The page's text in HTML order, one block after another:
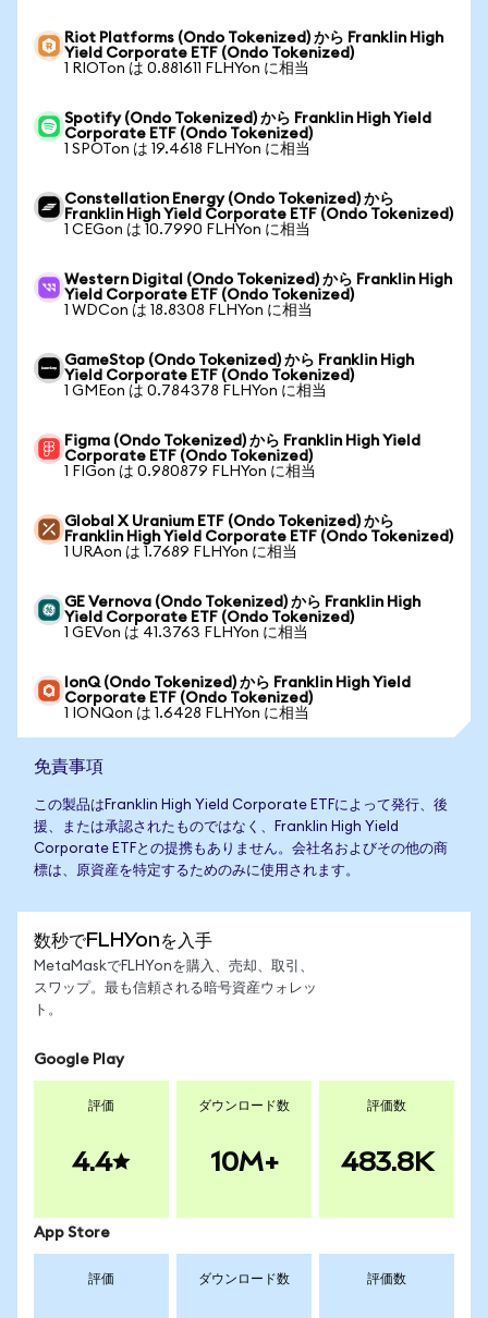
Riot Platforms (Ondo Tokenized) から Franklin High
Yield Corporate ETF (Ondo Tokenized)
1 RIOTon は 0.881611 FLHYon に相当
Spotify (Ondo Tokenized) から Franklin High Yield
Corporate ETF (Ondo Tokenized)
1 SPOTon は 19.4618 FLHYon に相当
Constellation Energy (Ondo Tokenized) から
Franklin High Yield Corporate ETF (Ondo Tokenized)
1 CEGon は 10.7990 FLHYon に相当
Western Digital (Ondo Tokenized) から Franklin High
Yield Corporate ETF (Ondo Tokenized)
1 WDCon は 18.8308 FLHYon に相当
GameStop (Ondo Tokenized) から Franklin High
Yield Corporate ETF (Ondo Tokenized)
1 GMEon は 0.784378 FLHYon に相当
Figma (Ondo Tokenized) から Franklin High Yield
Corporate ETF (Ondo Tokenized)
1 FIGon は 0.980879 FLHYon に相当
Global X Uranium ETF (Ondo Tokenized) から
Franklin High Yield Corporate ETF (Ondo Tokenized)
1 URAon は 1.7689 FLHYon に相当
GE Vernova (Ondo Tokenized) から Franklin High
Yield Corporate ETF (Ondo Tokenized)
1 GEVon は 41.3763 FLHYon に相当
IonQ (Ondo Tokenized) から Franklin High Yield
Corporate ETF (Ondo Tokenized)
1 IONQon は 1.6428 FLHYon に相当
免責事項
この製品はFranklin High Yield Corporate ETFによって発行、後
援、または承認されたものではなく、Franklin High Yield
Corporate ETFとの提携もありません。会社名およびその他の商
標は、原資産を特定するためのみに使用されます。
数秒でFLHYonを入手
MetaMaskでFLHYonを購入、売却、取引、
スワップ。最も信頼される暗号資産ウォレッ
ト。
Google Play
評価
4.4
ダウンロード数
10M+
評価数
483.8K
App Store
評価 ダウンロード数 評価数